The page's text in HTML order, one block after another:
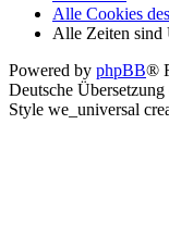
Alle Cookies
Alle Zeiten sind
Powered by phpBB®
Deutsche Übersetzung
Style we_universal